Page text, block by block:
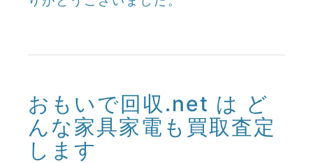
おもいで回収.net は ど
んな家具家電も買取査定
します